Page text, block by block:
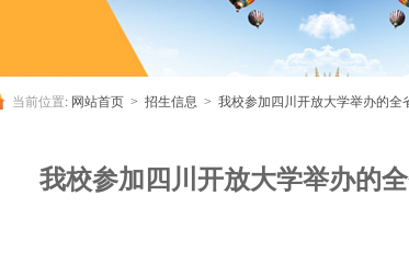
当前位置: 网站首页 > 招生信息 > 我校参加四川开放大学举办的全
我校参加四川开放大学举办的